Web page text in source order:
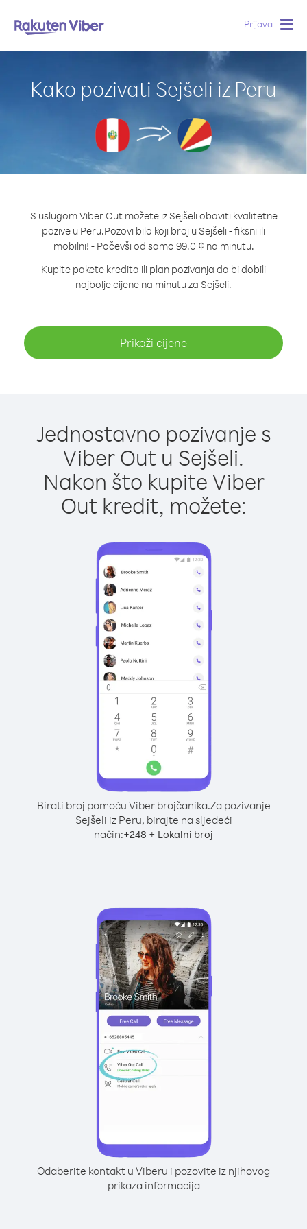
Prijava
Kako pozivati Sejšeli iz Peru
S uslugom Viber Out možete iz Sejšeli obaviti kvalitetne
pozive u Peru.Pozovi bilo koji broj u Sejšeli - fiksni ili
mobilni! - Počevši od samo 99.0 ¢ na minutu.
Kupite pakete kredita ili plan pozivanja da bi dobili
najbolje cijene na minutu za Sejšeli.
Prikaži cijene
Jednostavno pozivanje s
Viber Out u Sejšeli.
Nakon što kupite Viber
Out kredit, možete:
Birati broj pomoću Viber brojčanika.Za pozivanje
Sejšeli iz Peru, birajte na sljedeći
način:+248 + Lokalni broj
Odaberite kontakt u Viberu i pozovite iz njihovog
prikaza informacija